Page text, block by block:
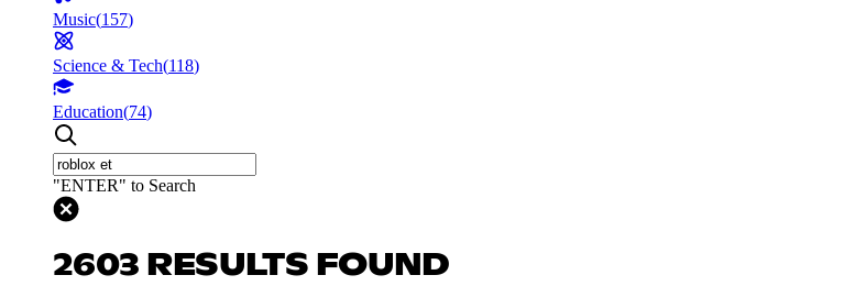
Music(157)
Science & Tech(118)
Education(74)
"ENTER" to Search
2603 RESULTS FOUND